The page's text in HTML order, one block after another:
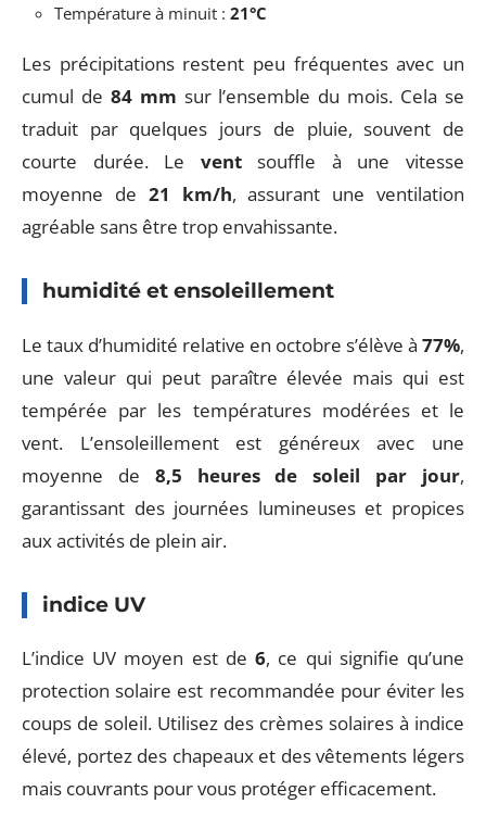
Température à minuit : 21°C
Les précipitations restent peu fréquentes avec un
cumul de 84 mm sur l’ensemble du mois. Cela se
traduit par quelques jours de pluie, souvent de
courte durée. Le ventsouffle à une vitesse
moyenne de 21 km/h, assurant une ventilation
agréable sans être trop envahissante.
humidité et ensoleillement
Le taux d’humidité relative en octobre s’élève à 77%,
une valeur qui peut paraître élevée mais qui est
tempérée par les températures modérées et le
vent. L’ensoleillement est généreux avec une
moyenne de 8,5 heures de soleil par jour,
garantissant des journées lumineuses et propices
aux activités de plein air.
indice UV
L’indice UV moyen est de6, ce qui signifie qu’une
protection solaire est recommandée pour éviter les
coups de soleil. Utilisez des crèmes solaires à indice
élevé, portez des chapeaux et des vêtements légers
mais couvrants pour vous protéger efficacement.